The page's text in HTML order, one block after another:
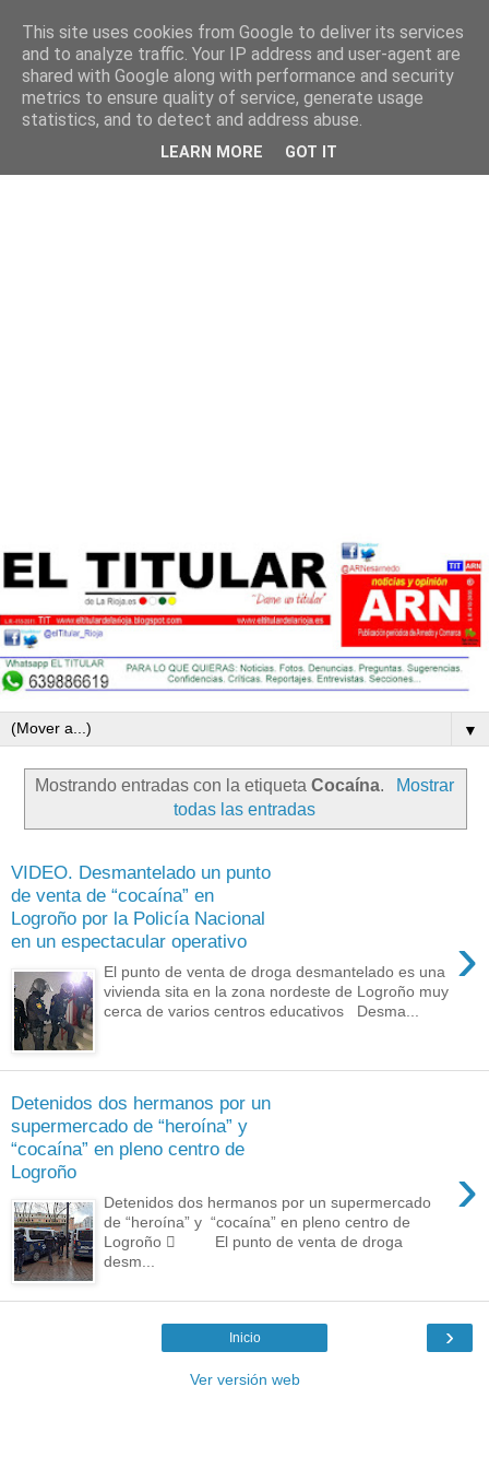
▼
Mostrando entradas con la etiquetaCocaína.
Mostrar
todas las entradas
VIDEO. Desmantelado un punto
de venta de “cocaína” en
Logroño por la Policía Nacional
en un espectacular operativo
›
El punto de venta de droga desmantelado es una
vivienda sita en la zona nordeste de Logroño muy
cerca de varios centros educativos Desma...
Detenidos dos hermanos por un
supermercado de “heroína” y
“cocaína” en pleno centro de
Logroño
›
Detenidos dos hermanos por un supermercado
de “heroína” y “cocaína” en pleno centro de
Logroño  El punto de venta de droga
desm...
›
Inicio
Ver versión web
This site uses cookies from Google to deliver its services
and to analyze traffic. Your IP address and user-agent are
shared with Google along with performance and security
metrics to ensure quality of service, generate usage
statistics, and to detect and address abuse.
LEARN MORE GOT IT